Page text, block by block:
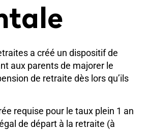
a créé un dispositif de
aux parents de majorer le
de retraite dès lors qu’ils
requise pour le taux plein 1 an
de départ à la retraite (à